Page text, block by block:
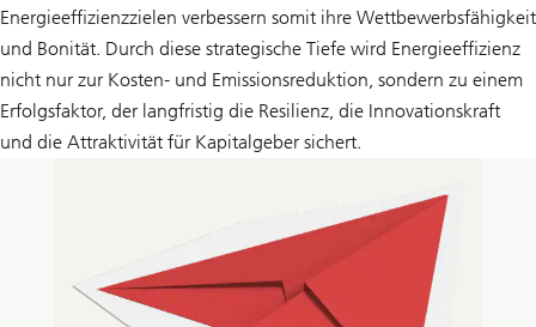
Energieeffizienzzielen verbessern somit ihre Wettbewerbsfähigkeit
und Bonität. Durch diese strategische Tiefe wird Energieeffizienz
nicht nur zur Kosten- und Emissionsreduktion, sondern zu einem
Erfolgsfaktor, der langfristig die Resilienz, die Innovationskraft
und die Attraktivität für Kapitalgeber sichert.